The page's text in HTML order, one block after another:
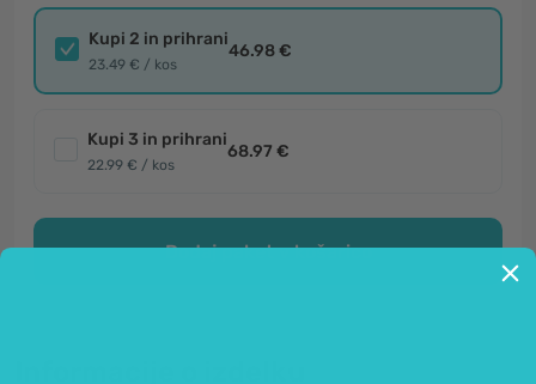
Kupi 2 in prihrani
23.49 € / kos
46.98 €
Kupi 3 in prihrani
22.99 € / kos
68.97 €
Dodaj paket v košarico